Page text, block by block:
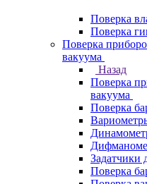
Поверка
Поверка
Поверка
вакуума
Назад
Поверка
вакуума
Поверка
Задатчики
Поверка